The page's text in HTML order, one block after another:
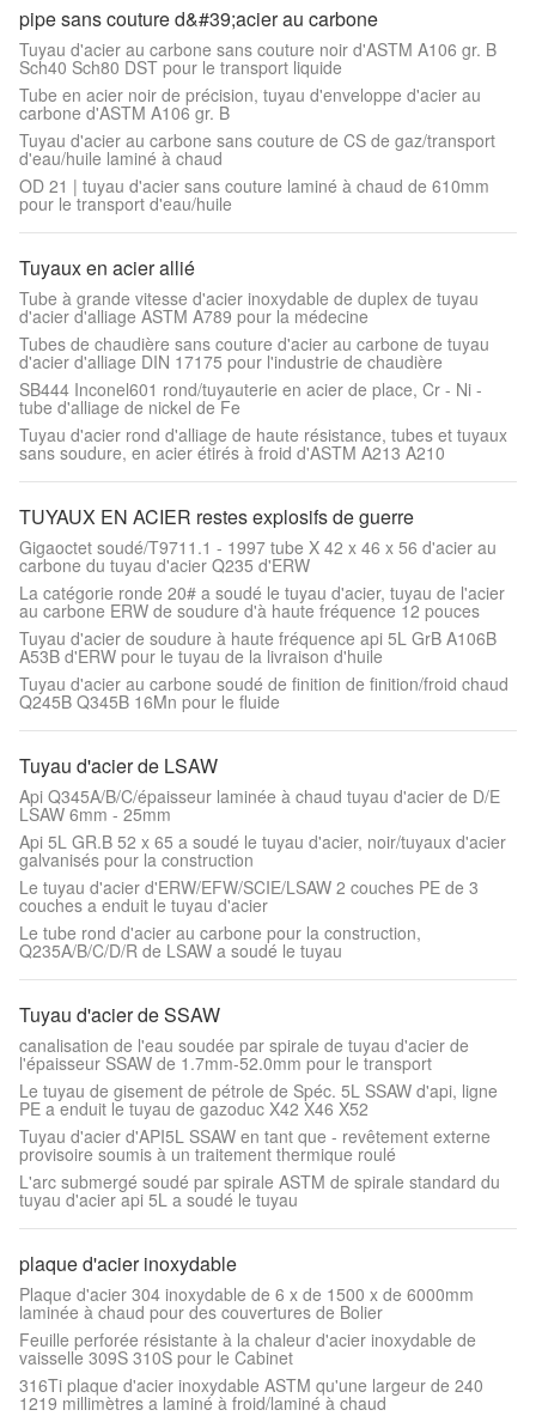
pipe sans couture d&#39;acier au carbone
Tuyau d'acier au carbone sans couture noir d'ASTM A106 gr. B
Sch40 Sch80 DST pour le transport liquide
Tube en acier noir de précision, tuyau d'enveloppe d'acier au
carbone d'ASTM A106 gr. B
Tuyau d'acier au carbone sans couture de CS de gaz/transport
d'eau/huile laminé à chaud
OD 21 | tuyau d'acier sans couture laminé à chaud de 610mm
pour le transport d'eau/huile
Tuyaux en acier allié
Tube à grande vitesse d'acier inoxydable de duplex de tuyau
d'acier d'alliage ASTM A789 pour la médecine
Tubes de chaudière sans couture d'acier au carbone de tuyau
d'acier d'alliage DIN 17175 pour l'industrie de chaudière
SB444 Inconel601 rond/tuyauterie en acier de place, Cr - Ni -
tube d'alliage de nickel de Fe
Tuyau d'acier rond d'alliage de haute résistance, tubes et tuyaux
sans soudure, en acier étirés à froid d'ASTM A213 A210
TUYAUX EN ACIER restes explosifs de guerre
Gigaoctet soudé/T9711.1 - 1997 tube X 42 x 46 x 56 d'acier au
carbone du tuyau d'acier Q235 d'ERW
La catégorie ronde 20# a soudé le tuyau d'acier, tuyau de l'acier
au carbone ERW de soudure d'à haute fréquence 12 pouces
Tuyau d'acier de soudure à haute fréquence api 5L GrB A106B
A53B d'ERW pour le tuyau de la livraison d'huile
Tuyau d'acier au carbone soudé de finition de finition/froid chaud
Q245B Q345B 16Mn pour le fluide
Tuyau d'acier de LSAW
Api Q345A/B/C/épaisseur laminée à chaud tuyau d'acier de D/E
LSAW 6mm - 25mm
Api 5L GR.B 52 x 65 a soudé le tuyau d'acier, noir/tuyaux d'acier
galvanisés pour la construction
Le tuyau d'acier d'ERW/EFW/SCIE/LSAW 2 couches PE de 3
couches a enduit le tuyau d'acier
Le tube rond d'acier au carbone pour la construction,
Q235A/B/C/D/R de LSAW a soudé le tuyau
Tuyau d'acier de SSAW
canalisation de l'eau soudée par spirale de tuyau d'acier de
l'épaisseur SSAW de 1.7mm-52.0mm pour le transport
Le tuyau de gisement de pétrole de Spéc. 5L SSAW d'api, ligne
PE a enduit le tuyau de gazoduc X42 X46 X52
Tuyau d'acier d'API5L SSAW en tant que - revêtement externe
provisoire soumis à un traitement thermique roulé
L'arc submergé soudé par spirale ASTM de spirale standard du
tuyau d'acier api 5L a soudé le tuyau
plaque d'acier inoxydable
Plaque d'acier 304 inoxydable de 6 x de 1500 x de 6000mm
laminée à chaud pour des couvertures de Bolier
Feuille perforée résistante à la chaleur d'acier inoxydable de
vaisselle 309S 310S pour le Cabinet
316Ti plaque d'acier inoxydable ASTM qu'une largeur de 240
1219 millimètres a laminé à froid/laminé à chaud